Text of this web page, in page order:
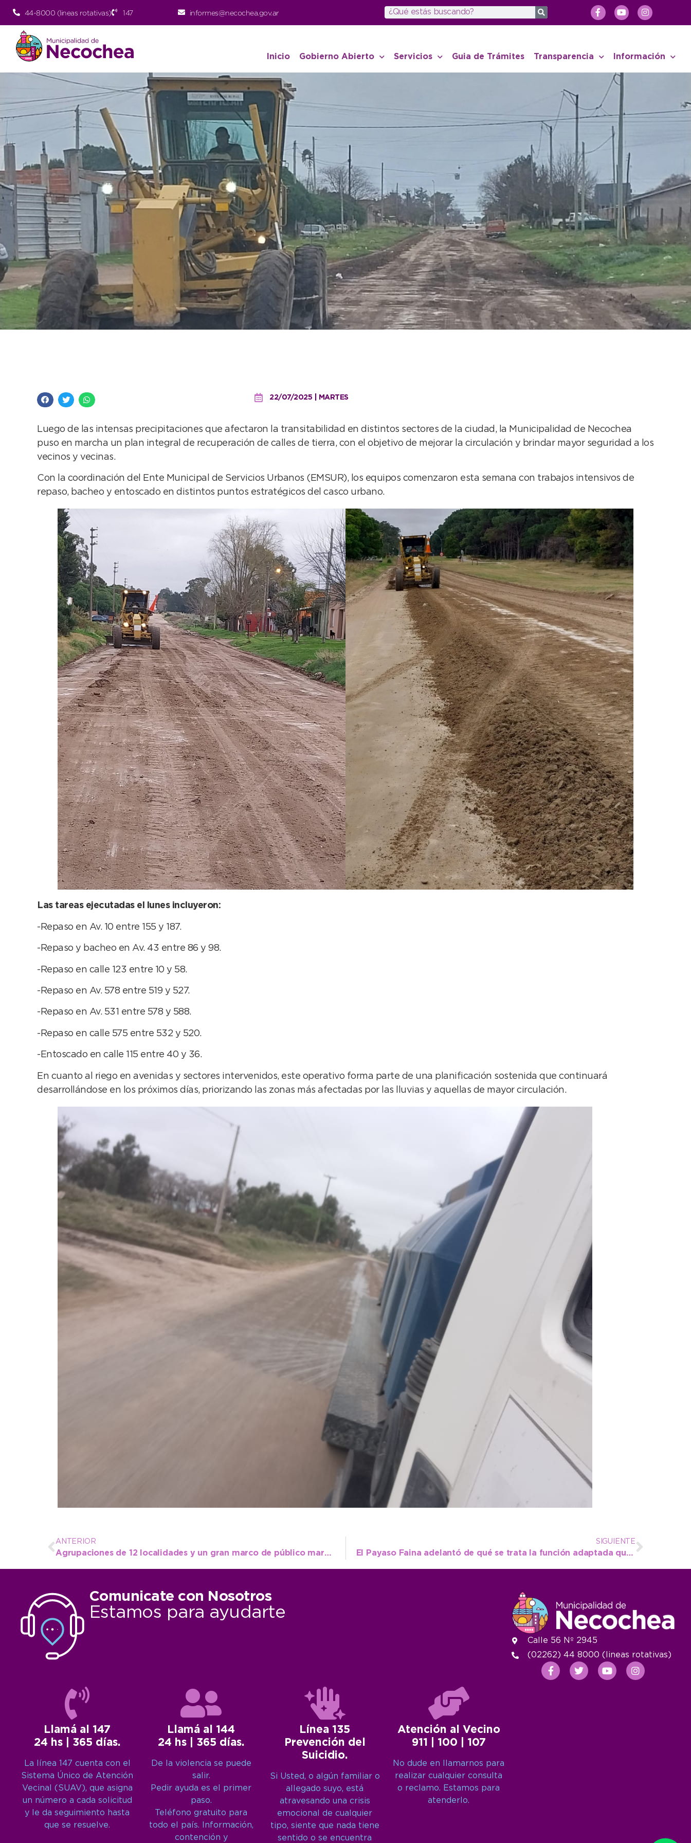
44-8000 (lineas rotativas) 147 informes@necochea.gov.ar
Inicio Gobierno Abierto Servicios Guia de Trámites Transparencia Información
22/07/2025 | MARTES
Luego de las intensas precipitaciones que afectaron la transitabilidad en distintos sectores de la ciudad, la Municipalidad de Necochea
puso en marcha un plan integral de recuperación de calles de tierra, con el objetivo de mejorar la circulación y brindar mayor seguridad a los
vecinos y vecinas.
Con la coordinación del Ente Municipal de Servicios Urbanos (EMSUR), los equipos comenzaron esta semana con trabajos intensivos de
repaso, bacheo y entoscado en distintos puntos estratégicos del casco urbano.
Las tareas ejecutadas el lunes incluyeron:
-Repaso en Av. 10 entre 155 y 187.
-Repaso y bacheo en Av. 43 entre 86 y 98.
-Repaso en calle 123 entre 10 y 58.
-Repaso en Av. 578 entre 519 y 527.
-Repaso en Av. 531 entre 578 y 588.
-Repaso en calle 575 entre 532 y 520.
-Entoscado en calle 115 entre 40 y 36.
En cuanto al riego en avenidas y sectores intervenidos, este operativo forma parte de una planificación sostenida que continuará
desarrollándose en los próximos días, priorizando las zonas más afectadas por las lluvias y aquellas de mayor circulación.
ANTERIOR
Agrupaciones de 12 localidades y un gran marco de público marcaron el éxito del 2º Car Show
SIGUIENTE
El Payaso Faina adelantó de qué se trata la función adaptada que presentará este jueves
Comunicate con Nosotros
Estamos para ayudarte
Llamá al 147
24 hs | 365 días.
La línea 147 cuenta con el
Sistema Único de Atención
Vecinal (SUAV), que asigna
un número a cada solicitud
y le da seguimiento hasta
que se resuelve.
Llamá al 144
24 hs | 365 días.
De la violencia se puede
salir.
Pedir ayuda es el primer
paso.
Teléfono gratuito para
todo el país. Información,
contención y
Línea 135
Prevención del
Suicidio.
Si Usted, o algún familiar o
allegado suyo, está
atravesando una crisis
emocional de cualquier
tipo, siente que nada tiene
sentido o se encuentra
Atención al Vecino
911 | 100 | 107
No dude en llamarnos para
realizar cualquier consulta
o reclamo. Estamos para
atenderlo.
Calle 56 Nº 2945
(02262) 44 8000 (lineas rotativas)